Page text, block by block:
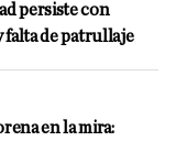
persiste con
falta de patrullaje
en la mira: